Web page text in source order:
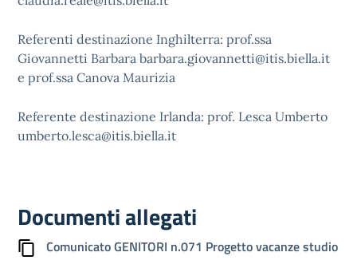
Referenti destinazione Inghilterra: prof.ssa
Giovannetti Barbara barbara.giovannetti@itis.biella.it
e prof.ssa Canova Maurizia
Referente destinazione Irlanda: prof. Lesca Umberto
umberto.lesca@itis.biella.it
Documenti allegati
Comunicato GENITORI n.071 Progetto vacanze studio